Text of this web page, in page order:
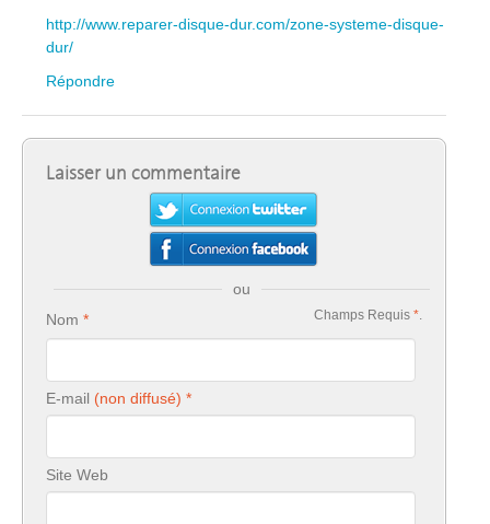
http://www.reparer-disque-dur.com/zone-systeme-disque-
dur/
Répondre
Laisser un commentaire
ou
Champs Requis *.
Nom
E-mail
Site Web